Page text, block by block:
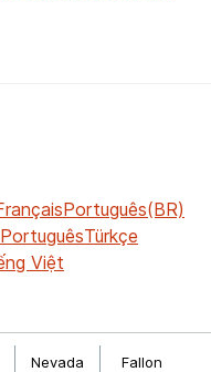
Português(BR)
PortuguêsTürkçe
Việt
Nevada Fallon